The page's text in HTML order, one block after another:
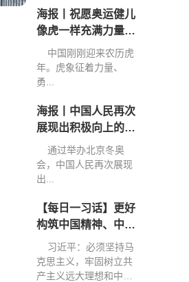
海报丨祝愿奥运健儿
像虎一样充满力量、
创造佳绩
中国刚刚迎来农历虎
年。虎象征着力量、
勇...
海报丨中国人民再次
展现出积极向上的精
神和力量
通过举办北京冬奥
会，中国人民再次展现
出...
【每日一习话】更好
构筑中国精神、中国
价值、中国力量
习近平：必须坚持马
克思主义，牢固树立共
产主义远大理想和中国